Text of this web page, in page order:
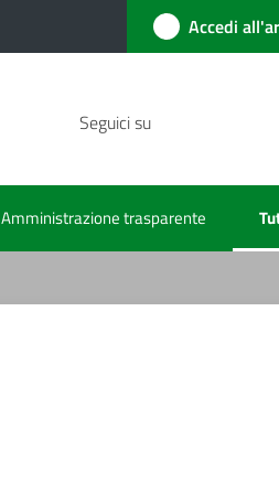
Accedi
Seguici su
Amministrazione trasparente